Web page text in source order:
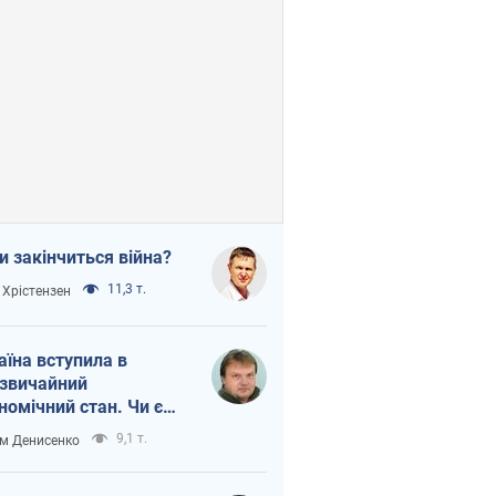
закінчиться війна?
11,3 т.
вступила в
стан. Чи є
вкінці тунелю?
Денисенко 9,1 т.